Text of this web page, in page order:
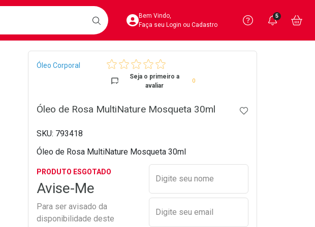
BUSCARAcesse sua Conta
Bem Vindo,
Faça seu Login ou Cadastro
Precisa
Ver Recursos
Você
5
Breadcrumb
Óleo Corporal
Seja o primeiro a
avaliar
0
Óleo de Rosa MultiNature Mosqueta 30ml ADICIONAR AOS
793418
Óleo de Rosa MultiNature Mosqueta 30ml
PRODUTO ESGOTADO
Avise-Me
Para ser avisado da
disponibilidade deste
Preencher nome e email
Digite seu nome
Digite seu email